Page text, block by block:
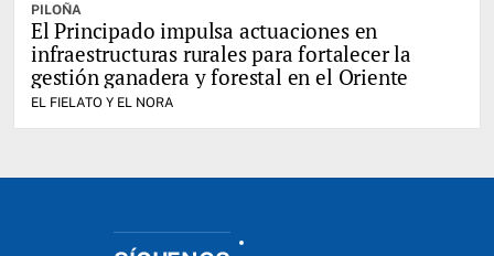
PILOÑA
El Principado impulsa actuaciones en
infraestructuras rurales para fortalecer la
gestión ganadera y forestal en el Oriente
EL FIELATO Y EL NORA